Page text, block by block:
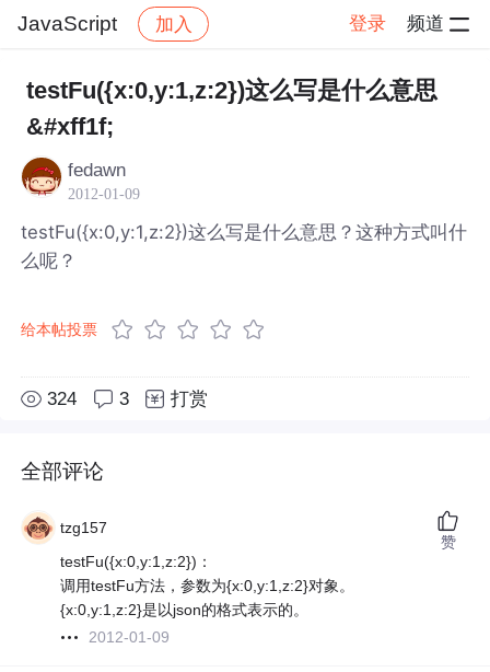
JavaScript 加入 登录 频道
社区 JavaScript 帖子详情
testFu({x:0,y:1,z:2})这么写是什么意思
&#xff1f;
fedawn
2012-01-09
testFu({x:0,y:1,z:2})这么写是什么意思？这种方式叫什
么呢？
给本帖投票
324 3 打赏
全部评论
tzg157
testFu({x:0,y:1,z:2})：
调用testFu方法，参数为{x:0,y:1,z:2}对象。
{x:0,y:1,z:2}是以json的格式表示的。
2012-01-09
赞